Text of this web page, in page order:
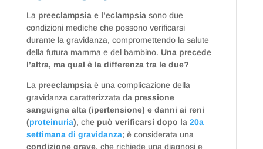
La preeclampsia e l’eclampsiasono due
condizioni mediche che possono verificarsi
durante la gravidanza, compromettendo la salute
della futura mamma e del bambino. Una precede
l’altra, ma qual è la differenza tra le due?
La preeclampsiaè una complicazione della
gravidanza caratterizzata da pressione
sanguigna alta (ipertensione) e danni ai reni
(proteinuria), che può verificarsi dopo la 20a
settimana di gravidanza; è considerata una
condizione grave, che richiede una diagnosi e